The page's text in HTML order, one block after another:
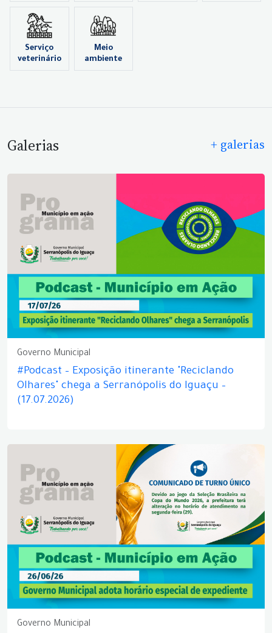
Serviço
veterinário
Meio
ambiente
Galerias + galerias
Governo Municipal
#Podcast – Exposição itinerante "Reciclando
Olhares" chega a Serranópolis do Iguaçu –
(17.07.2026)
Governo Municipal